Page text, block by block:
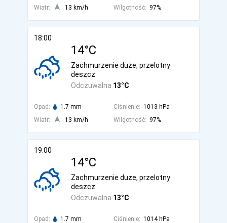
Wiatr:
13 km/h Wilgotność: 97%
18:00
14°C
Odczuwalna 13°C
Zachmurzenie duże, przelotny
deszcz
Opad: 1.7 mm Ciśnienie: 1013 hPa
Wiatr:
13 km/h Wilgotność: 97%
19:00
14°C
Odczuwalna 13°C
Zachmurzenie duże, przelotny
deszcz
Opad: 1.7 mm Ciśnienie: 1014 hPa